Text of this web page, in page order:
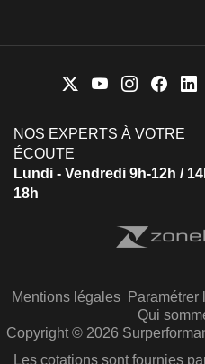
NOS EXPERTS À VOTRE
ÉCOUTE
Lundi - Vendredi 9h-12h /
18h
Mentions légales Paramétrer
Qui
Copyright © 2026
Les cotations sont fournies